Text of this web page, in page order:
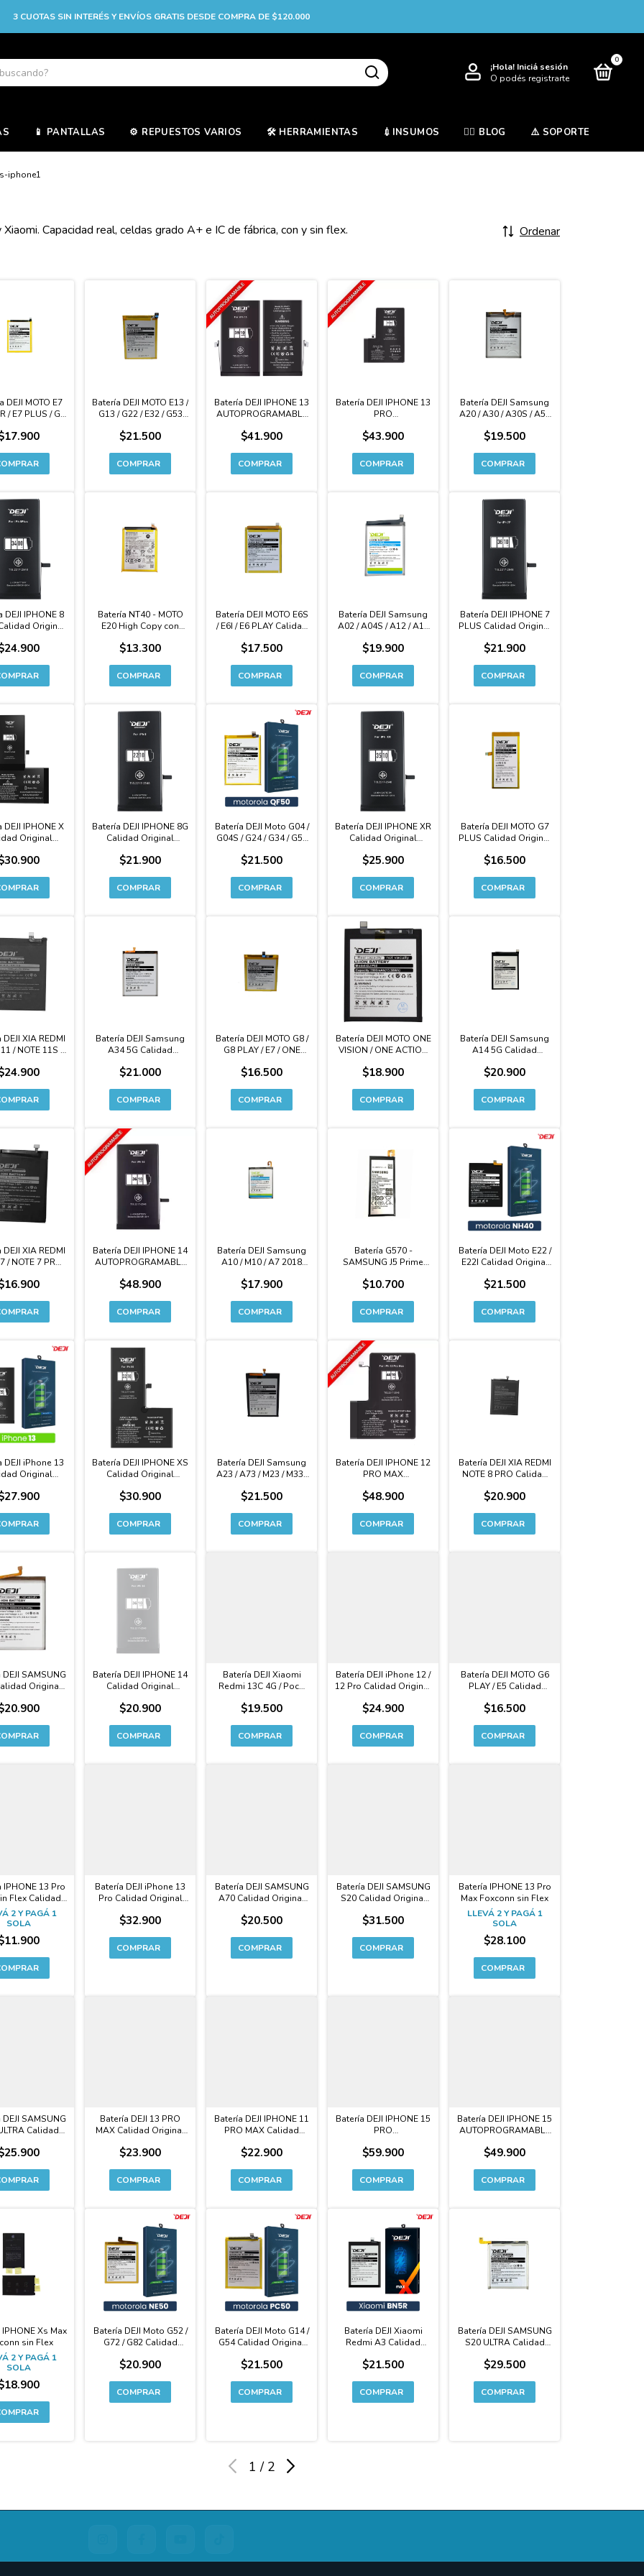
3 CUOTAS SIN INTERÉS Y ENVÍOS GRATIS DESDE COMPRA DE $120.000
¡Hola! Iniciá sesión
O podés registrarte
0
📱 PANTALLAS ⚙️ REPUESTOS VARIOS 🛠️ HERRAMIENTAS 💉INSUMOS ✍🏻 BLOG ⚠️ SOPORTE
iphone1
Capacidad real, celdas grado A+ e IC de fábrica, con y sin flex. Ordenar
DEJI MOTO E7
/ E7 PLUS / G7
G20 / G30 / E40
- JK50
Batería DEJI MOTO E13 /
G13 / G22 / E32 / G53
Premium - NH50
$21.500
Batería DEJI IPHONE 13
AUTOPROGRAMABLE
EXTENDIDA Premium
$41.900
Batería DEJI IPHONE 13
PRO
CAPACIDAD
$43.900
Batería DEJI Samsung
A20 / A30 / A30S / A50
Premium - A505
$19.500
DEJI IPHONE 8
Original
Premium
Batería NT40 - MOTO
E20 High Copy con
$13.300
Batería DEJI MOTO E6S
/ E6I / E6 PLAY Calidad
KS40
$17.500
Batería DEJI Samsung
A02 / A04S / A12 / A13
Original Premium -
$19.900
Batería DEJI IPHONE 7
PLUS Calidad Original
EXTENDIDA Premium
$21.900
DEJI IPHONE X
Original
Premium
Batería DEJI IPHONE 8G
Calidad Original
EXTENDIDA Premium
$21.900
Batería DEJI Moto G04 /
G04S / G24 / G34 / G5 /
Original Premium -
$21.500
Batería DEJI IPHONE XR
Calidad Original
EXTENDIDA Premium
$25.900
Batería DEJI MOTO G7
PLUS Calidad Original
$16.500
XIA REDMI
/ NOTE 11S /
Premium -
Batería DEJI Samsung
A34 5G Calidad
A346
$21.000
Batería DEJI MOTO G8 /
G8 PLAY / E7 / ONE
Original Premium -
$16.500
Batería DEJI MOTO ONE
VISION / ONE ACTION
$18.900
Batería DEJI Samsung
A14 5G Calidad
A146
$20.900
XIA REDMI
/ NOTE 7 PRO
- BN4A
Batería DEJI IPHONE 14
AUTOPROGRAMABLE
EXTENDIDA Premium
$48.900
Batería DEJI Samsung
A10 / M10 / A7 2018
Premium - BA750
$17.900
Batería G570 -
SAMSUNG J5 Prime
$10.700
Batería DEJI Moto E22 /
E22I Calidad Original
$21.500
DEJI iPhone 13
Original
Premium
Batería DEJI IPHONE XS
Calidad Original
EXTENDIDA Premium
$30.900
Batería DEJI Samsung
A23 / A73 / M23 / M33 /
Original Premium -
$21.500
Batería DEJI IPHONE 12
PRO MAX
CAPACIDAD
$48.900
Batería DEJI XIA REDMI
NOTE 8 PRO Calidad
BM4J
$20.900
SAMSUNG
Original
Batería DEJI IPHONE 14
Calidad Original
EXTENDIDA SIN FLEX
$20.900
Batería DEJI Xiaomi
Redmi 13C 4G / Poco
Premium - BN5Q
$19.500
Batería DEJI iPhone 12 /
12 Pro Calidad Original
Premium
$24.900
Batería DEJI MOTO G6
PLAY / E5 Calidad
BL270
$16.500
IPHONE 13 Pro
Flex Calidad
Maxxa
2 Y PAGÁ 1
SOLA
Batería DEJI iPhone 13
Pro Calidad Original
Premium
$32.900
Batería DEJI SAMSUNG
A70 Calidad Original
$20.500
Batería DEJI SAMSUNG
S20 Calidad Original
$31.500
Batería IPHONE 13 Pro
Max Foxconn sin Flex
LLEVÁ 2 Y PAGÁ 1
SOLA
$28.100
SAMSUNG
Calidad
Batería DEJI 13 PRO
MAX Calidad Original
EXTENDIDA SIN FLEX
$23.900
Batería DEJI IPHONE 11
PRO MAX Calidad
EXTENDIDA SIN FLEX
$22.900
Batería DEJI IPHONE 15
PRO
CAPACIDAD
$59.900
Batería DEJI IPHONE 15
AUTOPROGRAMABLE
EXTENDIDA Premium
$49.900
Xs Max
sin Flex
2 Y PAGÁ 1
SOLA
Batería DEJI Moto G52 /
G72 / G82 Calidad
NE50
$20.900
Batería DEJI Moto G14 /
G54 Calidad Original
$21.500
Batería DEJI Xiaomi
Redmi A3 Calidad
BN5R
$21.500
Batería DEJI SAMSUNG
S20 ULTRA Calidad
G988
$29.500
1 / 2